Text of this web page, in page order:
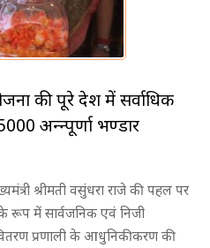
की पूरे देश में सर्वाधिक
अन्न्पूर्णा भण्डार
श्रीमती वसुंधरा राजे की पहल पर
रूप में सार्वजनिक एवं निजी
प्रणाली के आधुनिकीकरण की